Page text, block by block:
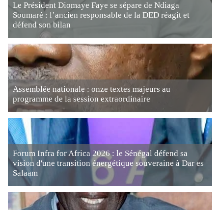
Le Président Diomaye Faye se sépare de Ndiaga
Soumaré : l’ancien responsable de la DED réagit et
défend son bilan
Assemblée nationale : onze textes majeurs au
programme de la session extraordinaire
Forum Infra for Africa 2026 : le Sénégal défend sa
vision d'une transition énergétique souveraine à Dar es
Salaam